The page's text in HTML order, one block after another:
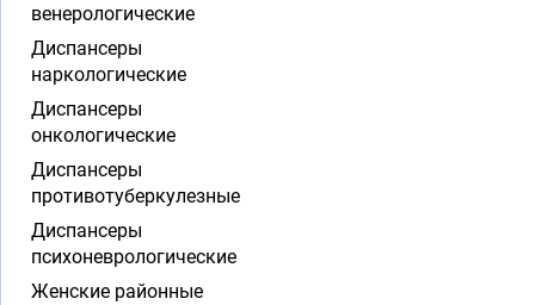
венерологические
Диспансеры
наркологические
Диспансеры
онкологические
Диспансеры
противотуберкулезные
Диспансеры
психоневрологические
Женские районные